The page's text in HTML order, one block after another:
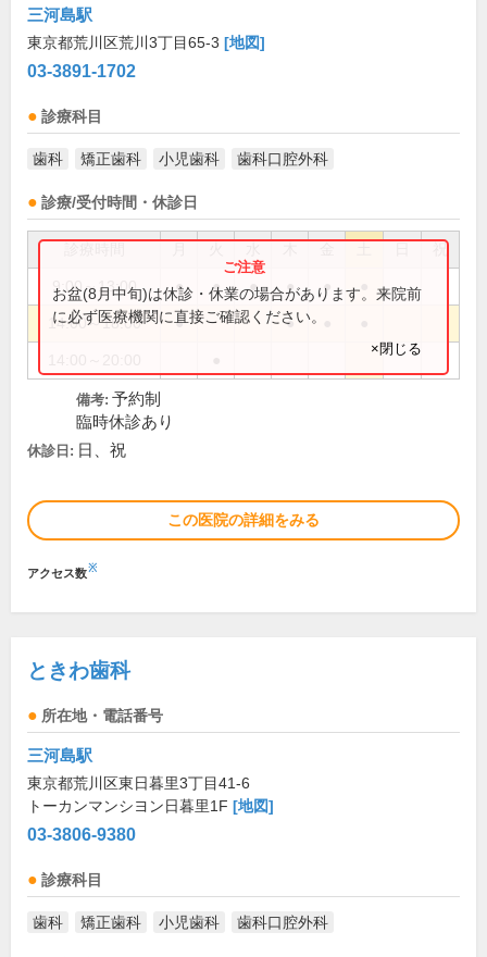
三河島駅
東京都荒川区荒川3丁目65-3 [地図]
03-3891-1702
診療科目
歯科 矯正歯科 小児歯科 歯科口腔外科
診療/受付時間・休診日
祝
9:00～13:00 ● ● ● ● ●
14:00～18:00 ● ●
お盆(8月中旬)は休診・休業の場合があります。来院前
に必ず医療機関に直接ご確認ください。
×閉じる
備考: 予約制
臨時休診あり
休診日: 日、祝
この医院の詳細をみる
アクセス数※
ときわ歯科
所在地・電話番号
三河島駅
東京都荒川区東日暮里3丁目41-6
トーカンマンシヨン日暮里1F [地図]
03-3806-9380
診療科目
歯科 矯正歯科 小児歯科 歯科口腔外科